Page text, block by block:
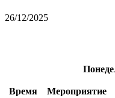
26/12/2025
Время Мероприятие